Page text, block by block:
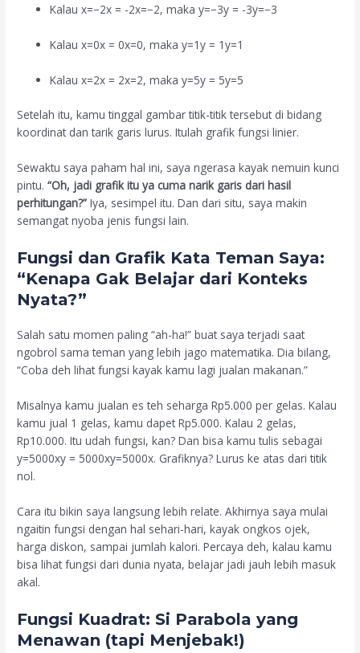
Kalaux=−2x = -2x=−2, makay=−3y = -3y=−3
Kalaux=0x = 0x=0, makay=1y = 1y=1
Kalaux=2x = 2x=2, makay=5y = 5y=5
Setelah itu, kamu tinggal gambar titik-titik tersebut di bidang
koordinat dan tarik garis lurus. Itulah grafik fungsi linier.
Sewaktu saya paham hal ini, saya ngerasa kayak nemuin kunci
pintu.“Oh, jadi grafik itu ya cuma narik garis dari hasil
perhitungan?” Iya, sesimpel itu. Dan dari situ, saya makin
semangat nyoba jenis fungsi lain.
Fungsi dan Grafik Kata Teman Saya:
“Kenapa Gak Belajar dari Konteks
Nyata?”
Salah satu momen paling “ah-ha!” buat saya terjadi saat
ngobrol sama teman yang lebih jago matematika. Dia bilang,
“Coba deh lihat fungsi kayak kamu lagi jualan makanan.”
Misalnya kamu jualan es teh seharga Rp5.000 per gelas. Kalau
kamu jual 1 gelas, kamu dapet Rp5.000. Kalau 2 gelas,
Rp10.000. Itu udah fungsi, kan? Dan bisa kamu tulis sebagai
y=5000xy = 5000xy=5000x. Grafiknya? Lurus ke atas dari titik
nol.
Cara itu bikin saya langsung lebih relate. Akhirnya saya mulai
ngaitin fungsi dengan hal sehari-hari, kayak ongkos ojek,
harga diskon, sampai jumlah kalori. Percaya deh, kalau kamu
bisa lihat fungsi dari dunia nyata, belajar jadi jauh lebih masuk
akal.
Fungsi Kuadrat: Si Parabola yang
Menawan (tapi Menjebak!)